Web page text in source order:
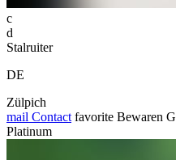
c
d
Stalruiter
DE
Zülpich
mail Contact favorite Bewaren
Platinum